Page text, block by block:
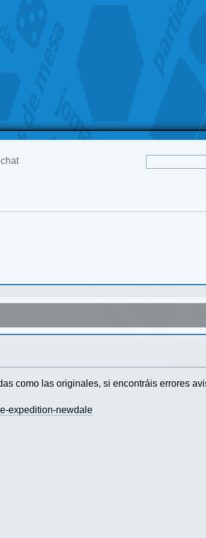
como las originales, si encontráis errores
expedition-newdale